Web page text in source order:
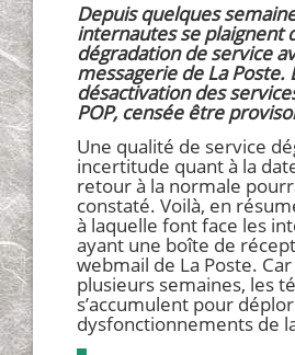
Depuis quelques
internautes se plaignent
dégradation de service
messagerie de La Poste.
désactivation des
POP, censée être
Une qualité de service
incertitude quant à la
retour à la normale
constaté. Voilà, en
à laquelle font face les
ayant une boîte de
webmail de La Poste.
plusieurs semaines, les
s’accumulent pour
dysfonctionnements de